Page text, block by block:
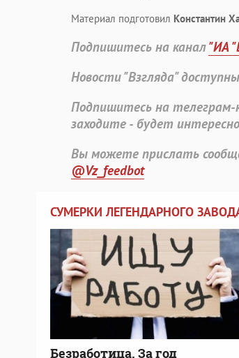
Материал подготовил Константин
Подпишитесь на канал"ИА
Новости "Взгляда"
Подпишитесь на телеграм-
заходите - будет интересно
Вы можете прислать
@Vz_feedbot
СУМЕРКИ ЛЕГЕНДАРНОГО
Безработица. За год